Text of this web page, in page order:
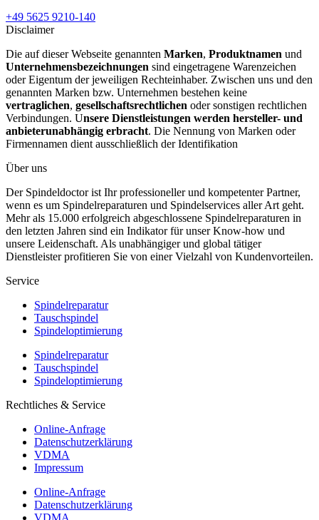
+49 5625 9210-140
Disclaimer
Die auf dieser Webseite genannten Marken, Produktnamen und
Unternehmensbezeichnungen sind eingetragene Warenzeichen
oder Eigentum der jeweiligen Rechteinhaber. Zwischen uns und den
genannten Marken bzw. Unternehmen bestehen keine
vertraglichen, gesellschaftsrechtlichen oder sonstigen rechtlichen
Verbindungen. Unsere Dienstleistungen werden hersteller- und
anbieterunabhängig erbracht. Die Nennung von Marken oder
Firmennamen dient ausschließlich der Identifikation
Über uns
Der Spindeldoctor ist Ihr professioneller und kompetenter Partner,
wenn es um Spindelreparaturen und Spindelservices aller Art geht.
Mehr als 15.000 erfolgreich abgeschlossene Spindelreparaturen in
den letzten Jahren sind ein Indikator für unser Know-how und
unsere Leidenschaft. Als unabhängiger und global tätiger
Dienstleister profitieren Sie von einer Vielzahl von Kundenvorteilen.
Service
Spindelreparatur
Tauschspindel
Spindeloptimierung
Spindelreparatur
Tauschspindel
Spindeloptimierung
Rechtliches & Service
Online-Anfrage
Datenschutzerklärung
VDMA
Impressum
Online-Anfrage
Datenschutzerklärung